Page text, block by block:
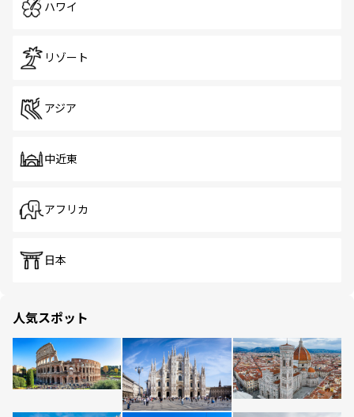
ハワイ
リゾート
アジア
中近東
アフリカ
日本
人気スポット